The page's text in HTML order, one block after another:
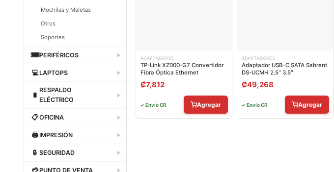
Mochilas y Maletas
Otros
Soportes
Dataland
⌨PERIFÉRICOS ▶
Dataland
💻LAPTOPS ▶
Dataland
🔋
RESPALDO
ELÉCTRICO
▶
Dataland
📋OFICINA ▶
Dataland
🖨IMPRESIÓN ▶
Dataland
🔒 SEGURIDAD ▶
Dataland
💳PUNTO DE VENTA ▶
ADAPTADORES
TP-Link XZ000-G7 Convertidor
Fibra Óptica Ethernet
₡7,812
✓ Envío CR Agregar
ADAPTADORES
Adaptador USB-C SATA Sabrent
DS-UCMH 2.5″ 3.5″
₡49,268
✓ Envío CR Agregar